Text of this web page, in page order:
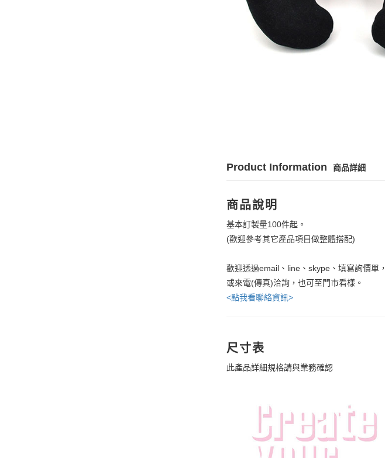
Product Information 商品詳細
商品說明
基本訂製量100件起。
(歡迎參考其它產品項目做整體搭配)
歡迎透過email、line、skype、填寫詢價單，
或來電(傳真)洽詢，也可至門市看樣。
<點我看聯絡資訊>
尺寸表
此產品詳細規格請與業務確認